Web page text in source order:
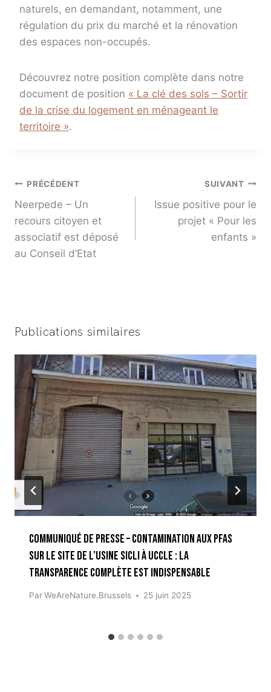
naturels, en demandant, notamment, une
régulation du prix du marché et la rénovation
des espaces non-occupés.
Découvrez notre position complète dans notre
document de position « La clé des sols – Sortir
de la crise du logement en ménageant le
territoire ».
Navigation
de
l’article
PRÉCÉDENT
Neerpede – Un
recours citoyen et
associatif est déposé
au Conseil d’Etat
SUIVANT
Issue positive pour le
projet « Pour les
enfants »
Publications similaires
Communiqué de presse – contamination aux PFAS
sur le site de l’usine Sicli à Uccle : la
transparence complète est indispensable
ParWeAreNature.Brussels 25 juin 2025